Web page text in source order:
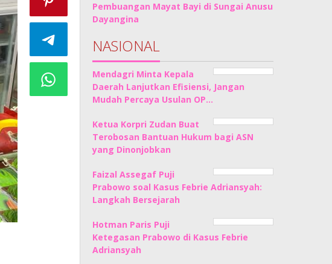
Pembuangan Mayat Bayi di Sungai Anusu
Dayangina
NASIONAL
Mendagri Minta Kepala
Daerah Lanjutkan Efisiensi, Jangan
Mudah Percaya Usulan OP…
Ketua Korpri Zudan Buat
Terobosan Bantuan Hukum bagi ASN
yang Dinonjobkan
Faizal Assegaf Puji
Prabowo soal Kasus Febrie Adriansyah:
Langkah Bersejarah
Hotman Paris Puji
Ketegasan Prabowo di Kasus Febrie
Adriansyah